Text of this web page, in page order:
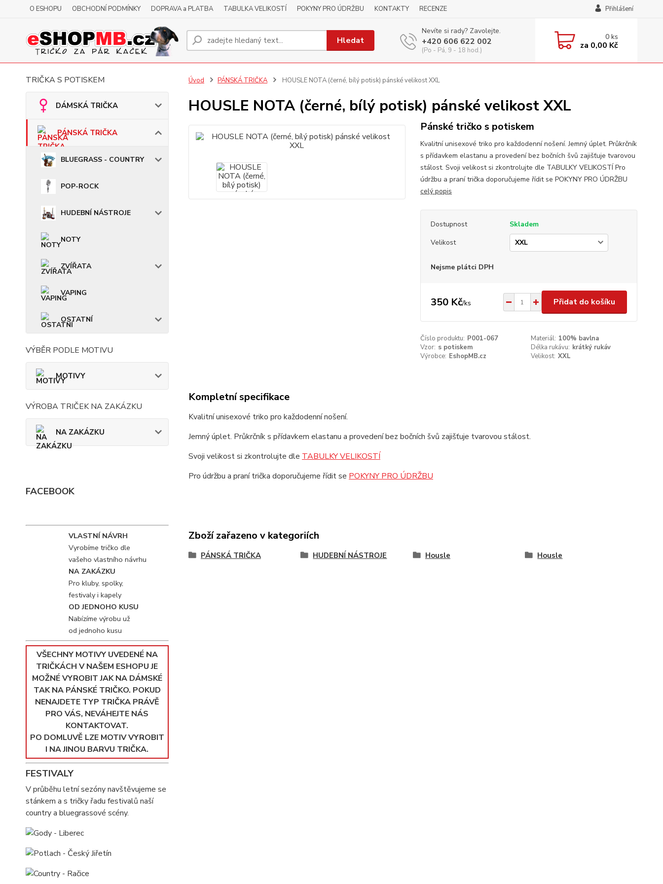
O ESHOPU OBCHODNÍ PODMÍNKY DOPRAVA a PLATBA TABULKA VELIKOSTÍ POKYNY PRO ÚDRŽBU KONTAKTY RECENZE Přihlášení
Hledat
Nevíte si rady? Zavolejte.
+420 606 622 002
(Po - Pá, 9 - 18 hod.)
0ks
za 0,00 Kč
TRIČKA S POTISKEM
DÁMSKÁ TRIČKA
PÁNSKÁ TRIČKA
BLUEGRASS - COUNTRY
POP-ROCK
HUDEBNÍ NÁSTROJE
NOTY
ZVÍŘATA
VAPING
OSTATNÍ
VÝBĚR PODLE MOTIVU
MOTIVY
VÝROBA TRIČEK NA ZAKÁZKU
NA ZAKÁZKU
FACEBOOK
VLASTNÍ NÁVRH
Vyrobíme tričko dle
vašeho vlastního návrhu
NA ZAKÁZKU
Pro kluby, spolky,
festivaly i kapely
OD JEDNOHO KUSU
Nabízíme výrobu už
od jednoho kusu
VŠECHNY MOTIVY UVEDENÉ NA
TRIČKÁCH V NAŠEM ESHOPU JE
MOŽNÉ VYROBIT JAK NA DÁMSKÉ
TAK NA PÁNSKÉ TRIČKO. POKUD
NENAJDETE TYP TRIČKA PRÁVĚ
PRO VÁS, NEVÁHEJTE NÁS
KONTAKTOVAT.
PO DOMLUVĚ LZE MOTIV VYROBIT
I NA JINOU BARVU TRIČKA.
FESTIVALY
V průběhu letní sezóny navštěvujeme se
stánkem a s tričky řadu festivalů naší
country a bluegrassové scény.
Úvod PÁNSKÁ TRIČKA HOUSLE NOTA (černé, bílý potisk) pánské velikost XXL
HOUSLE NOTA (černé, bílý potisk) pánské velikost XXL
Pánské tričko s potiskem
Kvalitní unisexové triko pro každodenní nošení. Jemný úplet. Průkrčník
s přídavkem elastanu a provedení bez bočních švů zajišťuje tvarovou
stálost. Svoji velikost si zkontrolujte dle TABULKY VELIKOSTÍ Pro
údržbu a praní trička doporučujeme řídit se POKYNY PRO ÚDRŽBU
celý popis
Dostupnost
Skladem
Velikost
Nejsme plátci DPH
350 Kč/ks Přidat do košíku
Číslo produktu: P001-067 Materiál: 100% bavlna
Vzor: s potiskem Délka rukávu: krátký rukáv
Výrobce: EshopMB.cz Velikost: XXL
Kompletní specifikace
Kvalitní unisexové triko pro každodenní nošení.
Jemný úplet. Průkrčník s přídavkem elastanu a provedení bez bočních švů zajišťuje tvarovou stálost.
Svoji velikost si zkontrolujte dle TABULKY VELIKOSTÍ
Pro údržbu a praní trička doporučujeme řídit se POKYNY PRO ÚDRŽBU
Zboží zařazeno v kategoriích
PÁNSKÁ TRIČKA HUDEBNÍ NÁSTROJE Housle Housle